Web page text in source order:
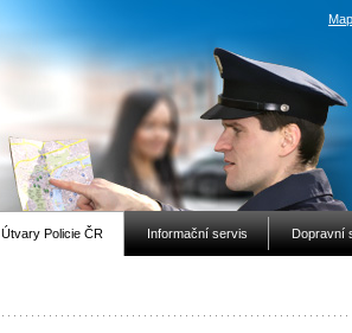
Útvary Policie ČR Informační servis Dopravní